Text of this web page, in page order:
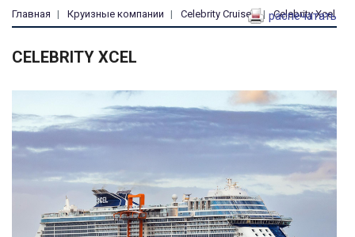
Главная Круизные компании Celebrity Cruises Celebrity Xcel
распечатать
CELEBRITY XCEL